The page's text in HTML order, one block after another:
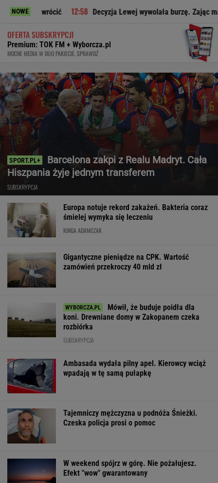
NOWE Decyzja Lewej wywolała burzę. Zając ma jasne
OFERTA SUBSKRYPCJI
Premium: TOK FM + Wyborcza.pl
MOCNE MEDIA W DUO PAKIECIE. SPRAWDŹ
Barcelona zakpi z Realu Madryt. Cała
Hiszpania żyje jednym transferem
SUBSKRYPCJA
Europa notuje rekord zakażeń. Bakteria coraz
śmielej wymyka się leczeniu
KINGA ADAMCZAK
Gigantyczne pieniądze na CPK. Wartość
zamówień przekroczy 40 mld zł
Mówił, że buduje poidła dla
koni. Drewniane domy w Zakopanem czeka
rozbiórka
SUBSKRYPCJA
Ambasada wydała pilny apel. Kierowcy wciąż
wpadają w tę samą pułapkę
Tajemniczy mężczyzna u podnóża Śnieżki.
Czeska policja prosi o pomoc
W weekend spójrz w górę. Nie pożałujesz.
Efekt "wow" gwarantowany